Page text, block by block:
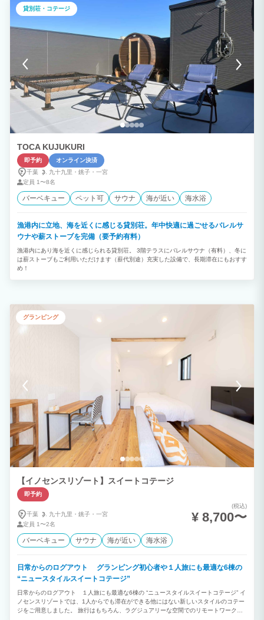
岸沿いに建つ150坪の敷地を贅沢に使用しすべての部屋から海を一望できます。 潮風
を感じながらバーベキューやビーチバイクをお楽しみいただけます。 SUPボードやカ
ヤックなどの無料アクティビティもご用意いたしております。 1日1組限定のプライベ
ートリゾート。 木の温もりを感じるリビングは吹き抜けを利用した広々空間。 潮風を
感じながら全室オーシャンビューの上質な時間を。 ◆1日1組のプライベートリゾート
1日1組限定の1棟貸切のプライベートヴィラ。 1階には和室がございますのでお子様か
らご年配でも快適にお過ごしいただけます。 各階にトイレ洗面所完備。 海と緑に囲ま
れた館山ありながら都心から70分～高速出口から10分。 JR館山駅から車で5分です。
◆ロケーション 千葉県最南端に位置し温暖な気候。黒潮も入り込んだ暖かく恵まれた
海。 豊富なアクティビティ・大自然のふれいあいを。 季節の花々 トレッキング～海遊
び 冬はおいしい魚～温泉～いちご狩り １年中楽しめるリゾートエリアになります。
◆年中無休で気軽にBBQ テラスには本格グリル、テーブル、屋外照明、屋根もござい
ますので天候に左右されず年中無休でご利用いただけます。 調理器具や食器類もご用
意がございますので、食材を用意するだけで手軽に楽しめます。 ◆ペットとご宿泊 大
事な家族も是非ご一緒に。広場～海岸周辺には、広々とお散歩できる場所がたくさんご
海上からの絶景スポット～プライベートスイミング～貸切りチャーターなので、プラン
に合わせアレンジできます。 伊豆諸島～離島～まで、ロングクルージングも承りま
す。 ◆火鍋専門店の名店「九里香」の火鍋をご用意 オプションとしてご夕食に2種の
スープを使用した火鍋をご堪能いただけます。 15種類の漢方食材を配合したコラーゲ
ンたっぷり無添加スープ使用。 体を温めるだけではなく、免疫力アップで美容や健康
本場濃厚麻辣スープと滋養強壮白湯の2種類のスープ 千葉産いも豚 ニュージーランド
産ラム肉 野菜盛り合わせ 春雨 自家製つけだれ ■料金 1名様4,000円 消費税 400円 ※6
は電話にてご予約ください。
貸別荘・コテージ
TOCA KUJUKURI
即予約
オンライン決済
千葉
九十九里・ 銚子・ 一宮
定員 1〜8名
バーベキュー ペット可 サウナ 海が近い 海水浴
漁港内に立地、海を近くに感じる貸別荘。年中快適に過ごせるバレルサ
ウナや薪ストーブを完備（要予約有料）
漁港内にあり海を近くに感じられる貸別荘。 3階テラスにバレルサウナ（有料）、冬に
は薪ストーブもご利用いただけます（薪代別途）充実した設備で、長期滞在にもおすす
め！
グランピング
【イノセンスリゾート】スイートコテージ
即予約
千葉 九十九里・ 銚子・ 一宮
定員 1〜2名
(税込)
¥ 8,700〜
バーベキュー サウナ 海が近い 海水浴
日常からのログアウト グランピング初心者や１人旅にも最適な6棟の
“ニュースタイルスイートコテージ”
日常からのログアウト １人旅にも最適な6棟の “ニュースタイルスイートコテージ” イ
ノセンスリゾートでは、1人からでも滞在ができる他にはない新しいスタイルのコテー
ジをご用意しました。 旅行はもちろん、ラグジュアリーな空間でのリモートワークと